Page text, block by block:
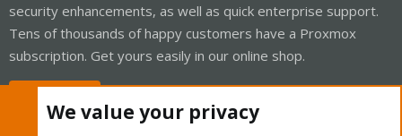
security enhancements, as well as quick enterprise support.
Tens of thousands of happy customers have a Proxmox
subscription. Get yours easily in our online shop.
We value your privacy